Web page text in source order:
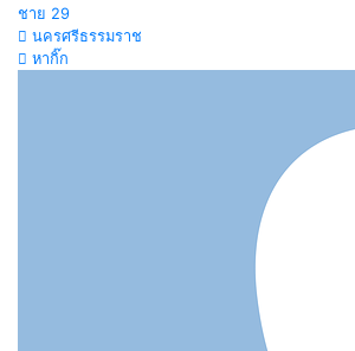
ชาย 29
นครศรีธรรมราช
หากิ๊ก